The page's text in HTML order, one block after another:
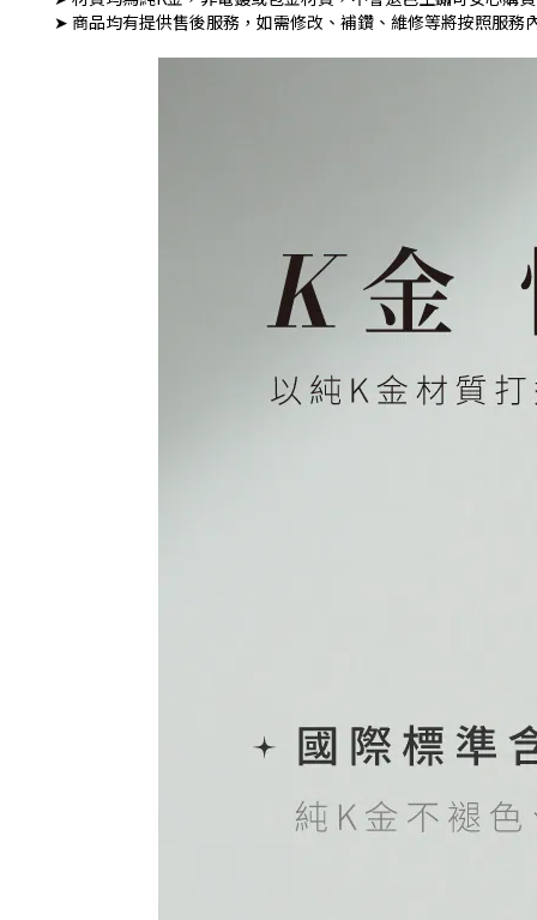
➤ 商品均有提供售後服務，如需修改、補鑽、維修等將按照服務